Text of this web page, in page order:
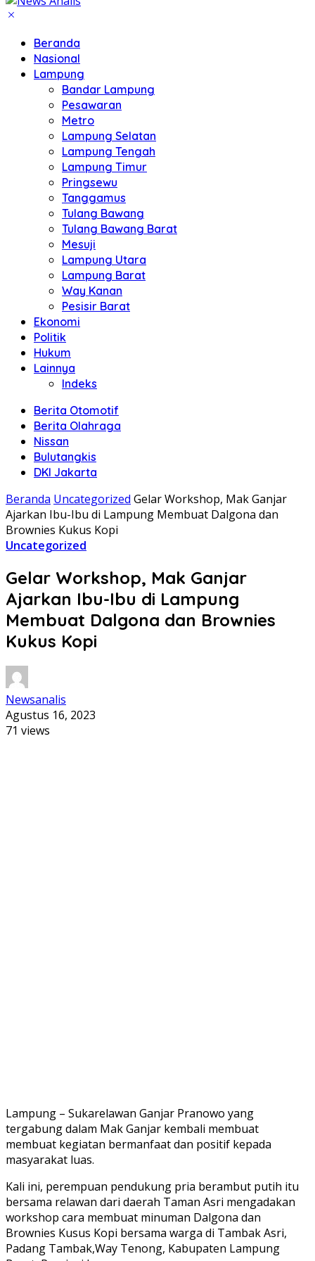
Beranda
Nasional
Lampung
Bandar Lampung
Pesawaran
Metro
Lampung Selatan
Lampung Tengah
Lampung Timur
Pringsewu
Tanggamus
Tulang Bawang
Tulang Bawang Barat
Mesuji
Lampung Utara
Lampung Barat
Way Kanan
Pesisir Barat
Ekonomi
Politik
Hukum
Lainnya
Indeks
Berita Otomotif
Berita Olahraga
Nissan
Bulutangkis
DKI Jakarta
Beranda Uncategorized Gelar Workshop, Mak Ganjar
Ajarkan Ibu-Ibu di Lampung Membuat Dalgona dan
Brownies Kukus Kopi
Uncategorized
Gelar Workshop, Mak Ganjar
Ajarkan Ibu-Ibu di Lampung
Membuat Dalgona dan Brownies
Kukus Kopi
Newsanalis
Agustus 16, 2023
71 views
Lampung – Sukarelawan Ganjar Pranowo yang
tergabung dalam Mak Ganjar kembali membuat
membuat kegiatan bermanfaat dan positif kepada
masyarakat luas.
Kali ini, perempuan pendukung pria berambut putih itu
bersama relawan dari daerah Taman Asri mengadakan
workshop cara membuat minuman Dalgona dan
Brownies Kusus Kopi bersama warga di Tambak Asri,
Padang Tambak,Way Tenong, Kabupaten Lampung